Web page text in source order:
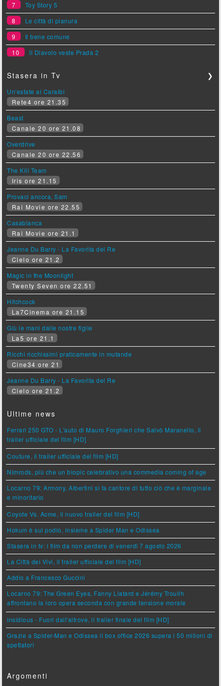
7
Toy Story 5
8
Le città di pianura
9
Il bene comune
10
Il Diavolo veste Prada 2
Stasera in Tv ❯
Un'estate ai Caraibi
Rete4 ore 21.35
Beast
Canale 20 ore 21.08
Overdrive
Canale 20 ore 22.56
The Kill Team
Iris ore 21.15
Provaci ancora, Sam
Rai Movie ore 22.55
Casablanca
Rai Movie ore 21.1
Jeanne Du Barry - La Favorita del Re
Cielo ore 21.2
Magic in the Moonlight
Twenty Seven ore 22.51
Hitchcock
La7Cinema ore 21.15
Giù le mani dalle nostre figlie
La5 ore 21.1
Ricchi ricchissimi praticamente in mutande
Cine34 ore 21
Jeanne Du Barry - La Favorita del Re
Cielo ore 21.2
Ultime news
Ferrari 250 GTO - L'auto di Mauro Forghieri che Salvò Maranello, il
trailer ufficiale del film [HD]
Couture, il trailer ufficiale del film [HD]
Nimrods, più che un biopic celebrativo una commedia coming of age
Locarno 79: Armony, Albertini si fa cantore di tutto ciò che è marginale
e minoritario
Coyote Vs. Acme, il nuovo trailer del film [HD]
Hokum è sul podio, insieme a Spider Man e Odissea
Stasera in tv: i film da non perdere di venerdì 7 agosto 2026
La Città dei Vivi, il trailer ufficiale del film [HD]
Addio a Francesco Guccini
Locarno 79: The Green Eyes, Fanny Liatard e Jérémy Trouilh
affrontano la loro opera seconda con grande tensione morale
Insidious - Fuori dall'altrove, il trailer finale del film [HD]
Grazie a Spider-Man e Odissea il box office 2026 supera i 50 milioni di
spettatori
Argomenti